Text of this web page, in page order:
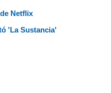
Netflix
'La Sustancia'